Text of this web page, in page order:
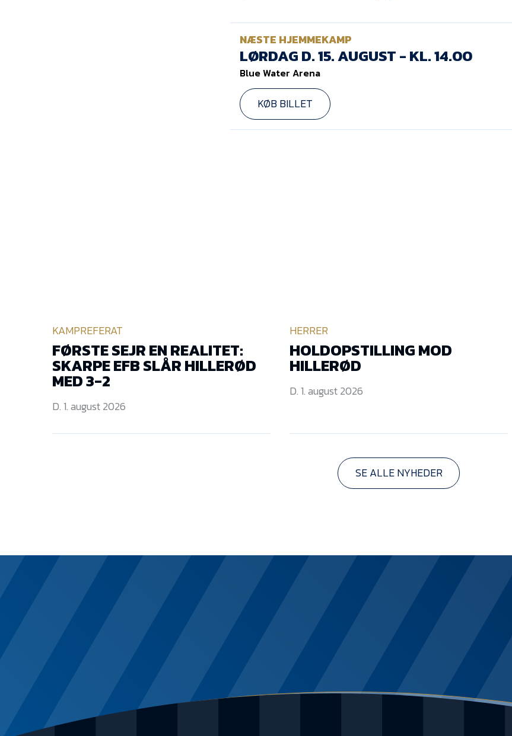
NÆSTE HJEMMEKAMP
LØRDAG D. 15. AUGUST - KL. 14.00
Blue Water Arena
KØB BILLET
KAMPREFERAT
FØRSTE SEJR EN REALITET:
SKARPE EFB SLÅR HILLERØD
MED 3-2
D. 1. august 2026
HERRER
HOLDOPSTILLING MOD
HILLERØD
D. 1. august 2026
SE ALLE NYHEDER